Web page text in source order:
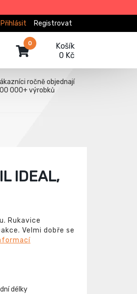
Registrovat
Přihlásit
Košík
0 Kč
0
ročně objednají
000+ výrobků
IDEAL,
Rukavice
Velmi dobře se
délky